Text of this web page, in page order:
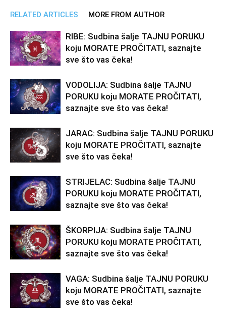
RELATED ARTICLES MORE FROM AUTHOR
RIBE: Sudbina šalje TAJNU PORUKU
koju MORATE PROČITATI, saznajte
sve što vas čeka!
VODOLIJA: Sudbina šalje TAJNU
PORUKU koju MORATE PROČITATI,
saznajte sve što vas čeka!
JARAC: Sudbina šalje TAJNU PORUKU
koju MORATE PROČITATI, saznajte
sve što vas čeka!
STRIJELAC: Sudbina šalje TAJNU
PORUKU koju MORATE PROČITATI,
saznajte sve što vas čeka!
ŠKORPIJA: Sudbina šalje TAJNU
PORUKU koju MORATE PROČITATI,
saznajte sve što vas čeka!
VAGA: Sudbina šalje TAJNU PORUKU
koju MORATE PROČITATI, saznajte
sve što vas čeka!